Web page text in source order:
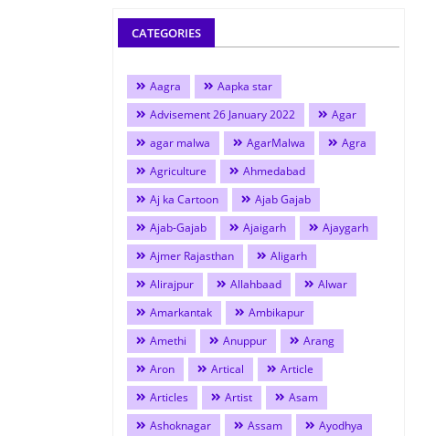
CATEGORIES
Aagra
Aapka star
Advisement 26 January 2022
Agar
agar malwa
AgarMalwa
Agra
Agriculture
Ahmedabad
Aj ka Cartoon
Ajab Gajab
Ajab-Gajab
Ajaigarh
Ajaygarh
Ajmer Rajasthan
Aligarh
Alirajpur
Allahbaad
Alwar
Amarkantak
Ambikapur
Amethi
Anuppur
Arang
Aron
Artical
Article
Articles
Artist
Asam
Ashoknagar
Assam
Ayodhya